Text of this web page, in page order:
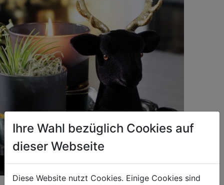
Ihre Wahl bezüglich Cookies auf
dieser Webseite
Diese Website nutzt Cookies. Einige Cookies sind